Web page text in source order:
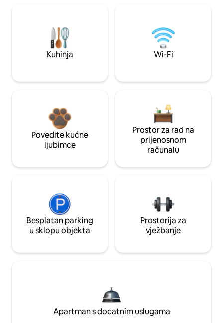
Kuhinja Wi-Fi
Povedite kućne
ljubimce
Prostor za rad na
prijenosnom
računalu
Besplatan parking
u sklopu objekta
Prostorija za
vježbanje
Apartman s dodatnim uslugama